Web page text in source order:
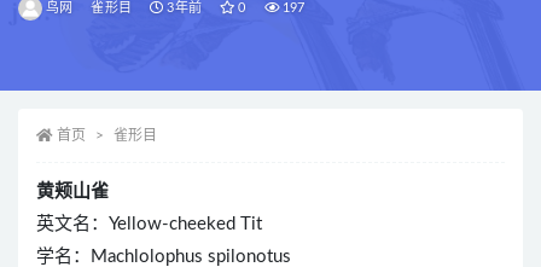
鸟网 雀形目 3年前 0 197
首页 雀形目
黄颊山雀
英文名：Yellow-cheeked Tit
学名：Machlolophus spilonotus